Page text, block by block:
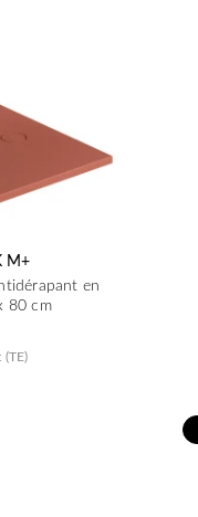
M+
en
80 cm